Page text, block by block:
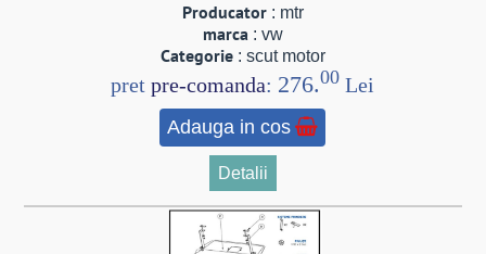
Producator: mtr
marca : vw
Categorie: scut motor
pretpre-comanda: 276.00 Lei
Adauga in cos
Detalii